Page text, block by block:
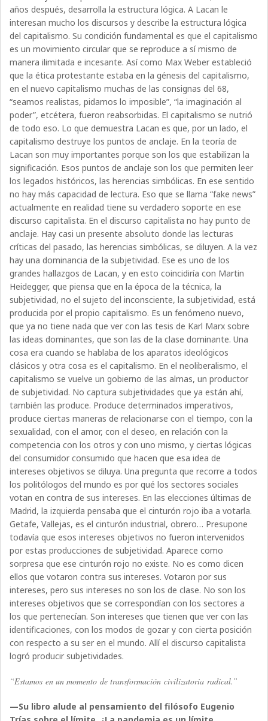
años después, desarrolla la estructura lógica. A Lacan le
interesan mucho los discursos y describe la estructura lógica
del capitalismo. Su condición fundamental es que el capitalismo
es un movimiento circular que se reproduce a sí mismo de
manera ilimitada e incesante. Así como Max Weber estableció
que la ética protestante estaba en la génesis del capitalismo,
en el nuevo capitalismo muchas de las consignas del 68,
“seamos realistas, pidamos lo imposible”, “la imaginación al
poder”, etcétera, fueron reabsorbidas. El capitalismo se nutrió
de todo eso. Lo que demuestra Lacan es que, por un lado, el
capitalismo destruye los puntos de anclaje. En la teoría de
Lacan son muy importantes porque son los que estabilizan la
significación. Esos puntos de anclaje son los que permiten leer
los legados históricos, las herencias simbólicas. En ese sentido
no hay más capacidad de lectura. Eso que se llama “fake news”
actualmente en realidad tiene su verdadero soporte en ese
discurso capitalista. En el discurso capitalista no hay punto de
anclaje. Hay casi un presente absoluto donde las lecturas
críticas del pasado, las herencias simbólicas, se diluyen. A la vez
hay una dominancia de la subjetividad. Ese es uno de los
grandes hallazgos de Lacan, y en esto coincidiría con Martin
Heidegger, que piensa que en la época de la técnica, la
subjetividad, no el sujeto del inconsciente, la subjetividad, está
producida por el propio capitalismo. Es un fenómeno nuevo,
que ya no tiene nada que ver con las tesis de Karl Marx sobre
las ideas dominantes, que son las de la clase dominante. Una
cosa era cuando se hablaba de los aparatos ideológicos
clásicos y otra cosa es el capitalismo. En el neoliberalismo, el
capitalismo se vuelve un gobierno de las almas, un productor
de subjetividad. No captura subjetividades que ya están ahí,
también las produce. Produce determinados imperativos,
produce ciertas maneras de relacionarse con el tiempo, con la
sexualidad, con el amor, con el deseo, en relación con la
competencia con los otros y con uno mismo, y ciertas lógicas
del consumidor consumido que hacen que esa idea de
intereses objetivos se diluya. Una pregunta que recorre a todos
los politólogos del mundo es por qué los sectores sociales
votan en contra de sus intereses. En las elecciones últimas de
Madrid, la izquierda pensaba que el cinturón rojo iba a votarla.
Getafe, Vallejas, es el cinturón industrial, obrero… Presupone
todavía que esos intereses objetivos no fueron intervenidos
por estas producciones de subjetividad. Aparece como
sorpresa que ese cinturón rojo no existe. No es como dicen
ellos que votaron contra sus intereses. Votaron por sus
intereses, pero sus intereses no son los de clase. No son los
intereses objetivos que se correspondían con los sectores a
los que pertenecían. Son intereses que tienen que ver con las
identificaciones, con los modos de gozar y con cierta posición
con respecto a su ser en el mundo. Allí el discurso capitalista
logró producir subjetividades.
“Estamos en un momento de transformación civilizatoria radical.”
—Su libro alude al pensamiento del filósofo Eugenio